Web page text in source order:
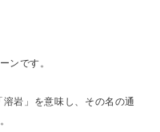
ンです。
岩」を意味し、その名の通